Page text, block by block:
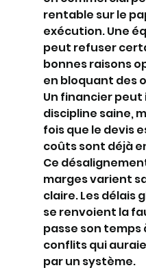
rentable sur le
exécution. Une
peut refuser
bonnes raisons
en bloquant des
Un financier peut
discipline saine,
fois que le devis
coûts sont déjà
Ce
marges varient
claire. Les délais
se renvoient la
passe son
conflits qui
par un système.